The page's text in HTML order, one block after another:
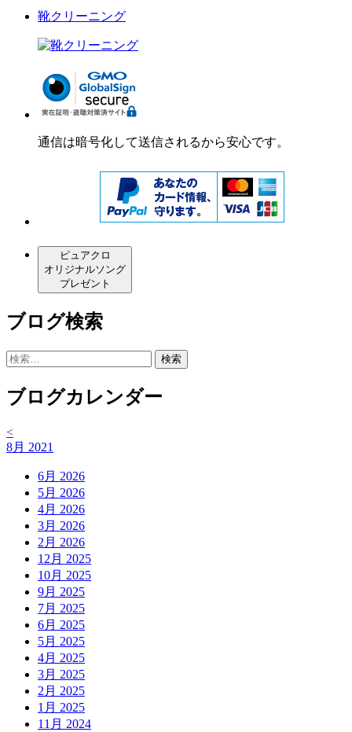
靴クリーニング
通信は暗号化して送信されるから安心です。
ピュアクロ
オリジナルソング
プレゼント
ブログ検索
検
ブログカレンダー
<
8月 2021
6月 2026
5月 2026
4月 2026
3月 2026
2月 2026
12月 2025
10月 2025
9月 2025
7月 2025
6月 2025
5月 2025
4月 2025
3月 2025
2月 2025
1月 2025
11月 2024